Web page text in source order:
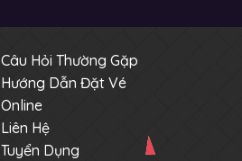
Câu Hỏi Thường Gặp
Hướng Dẫn Đặt Vé
Online
Liên Hệ
Tuyển Dụng